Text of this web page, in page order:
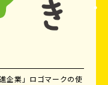
企業」ロゴマークの使